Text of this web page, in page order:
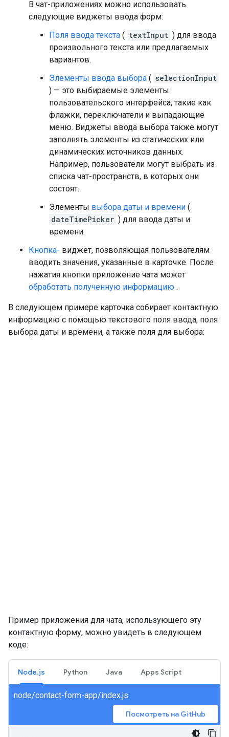
В чат-приложениях можно использовать
следующие виджеты ввода форм:
Поля ввода текста ( textInput ) для ввода
произвольного текста или предлагаемых
вариантов.
Элементы ввода выбора ( selectionInput
) — это выбираемые элементы
пользовательского интерфейса, такие как
флажки, переключатели и выпадающие
меню. Виджеты ввода выбора также могут
заполнять элементы из статических или
динамических источников данных.
Например, пользователи могут выбрать из
списка чат-пространств, в которых они
состоят.
Элементы выбора даты и времени (
dateTimePicker ) для ввода даты и
времени.
Кнопка- виджет, позволяющая пользователям
вводить значения, указанные в карточке. После
нажатия кнопки приложение чата может
обработать полученную информацию .
В следующем примере карточка собирает контактную
информацию с помощью текстового поля ввода, поля
выбора даты и времени, а также поля для выбора:
Пример приложения для чата, использующего эту
контактную форму, можно увидеть в следующем
коде:
Node.js Python Java Apps Script
node/contact-form-app/index.js
Посмотреть на GitHub